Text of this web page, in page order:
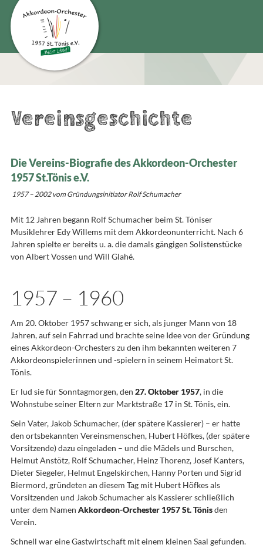
Vereinsgeschichte
Die Vereins-Biografie des Akkordeon-Orchester
1957 St.Tönis e.V.
1957 – 2002 vom Gründungsinitiator Rolf Schumacher
Mit 12 Jahren begann Rolf Schumacher beim St. Töniser
Musiklehrer Edy Willems mit dem Akkordeonunterricht. Nach 6
Jahren spielte er bereits u. a. die damals gängigen Solistenstücke
von Albert Vossen und Will Glahé.
1957 – 1960
Am 20. Oktober 1957 schwang er sich, als junger Mann von 18
Jahren, auf sein Fahrrad und brachte seine Idee von der Gründung
eines Akkordeon-Orchesters zu den ihm bekannten weiteren 7
Akkordeonspielerinnen und -spielern in seinem Heimatort St.
Tönis.
Er lud sie für Sonntagmorgen, den 27. Oktober 1957, in die
Wohnstube seiner Eltern zur Marktstraße 17 in St. Tönis, ein.
Sein Vater, Jakob Schumacher, (der spätere Kassierer) – er hatte
den ortsbekannten Vereinsmenschen, Hubert Höfkes, (der spätere
Vorsitzende) dazu eingeladen – und die Mädels und Burschen,
Helmut Anstötz, Rolf Schumacher, Heinz Thorenz, Josef Kanters,
Dieter Siegeler, Helmut Engelskirchen, Hanny Porten und Sigrid
Biermord, gründeten an diesem Tag mit Hubert Höfkes als
Vorsitzenden und Jakob Schumacher als Kassierer schließlich
unter dem Namen Akkordeon-Orchester 1957 St. Tönisden
Verein.
Schnell war eine Gastwirtschaft mit einem kleinen Saal gefunden.